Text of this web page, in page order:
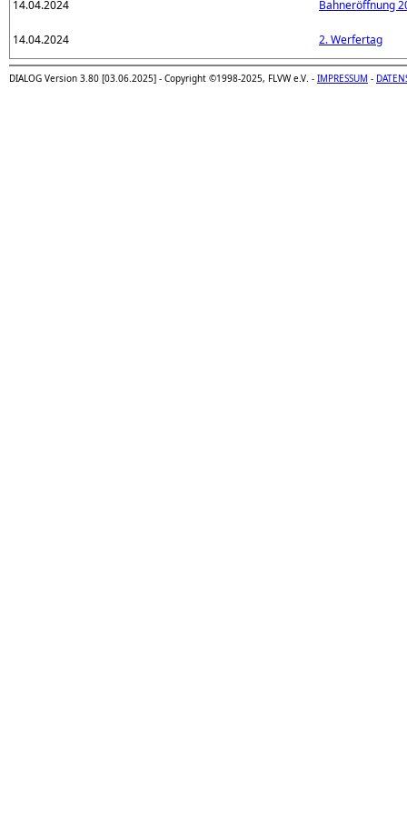
14.04.2024 Bahneröffnung
14.04.2024 2. Werfertag
DIALOG Version 3.80 [03.06.2025] - Copyright ©1998-2025, FLVW e.V. - IMPRESSUM -